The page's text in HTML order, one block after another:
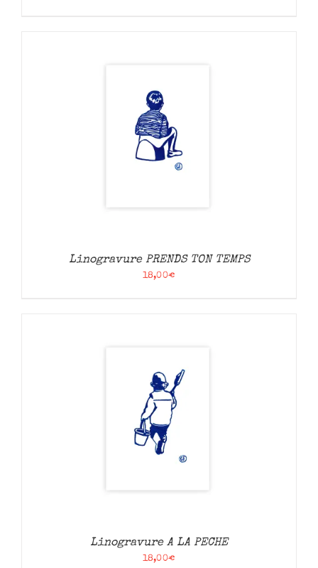
Linogravure PRENDS TON TEMPS
18,00€
Linogravure A LA PECHE
18,00€